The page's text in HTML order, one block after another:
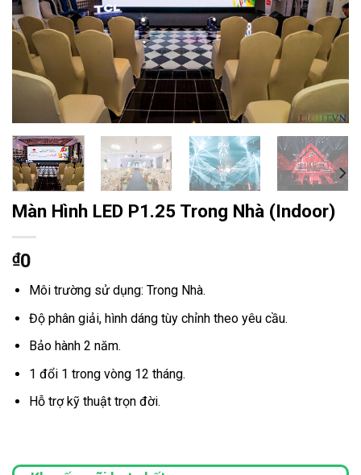
Màn Hình LED P1.25 Trong Nhà (Indoor)
₫0
Môi trường sử dụng: Trong Nhà.
Độ phân giải, hình dáng tùy chỉnh theo yêu cầu.
Bảo hành 2 năm.
1 đổi 1 trong vòng 12 tháng.
Hỗ trợ kỹ thuật trọn đời.